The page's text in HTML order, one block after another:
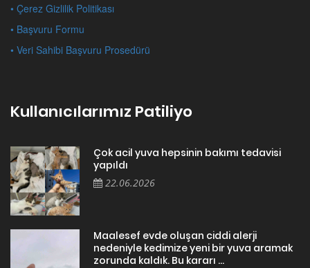
• Çerez Gizlilik Politikası
• Başvuru Formu
• Veri Sahibi Başvuru Prosedürü
Kullanıcılarımız Patiliyo
Çok acil yuva hepsinin bakımı tedavisi
yapıldı
22.06.2026
Maalesef evde oluşan ciddi alerji
nedeniyle kedimize yeni bir yuva aramak
zorunda kaldık. Bu kararı ...